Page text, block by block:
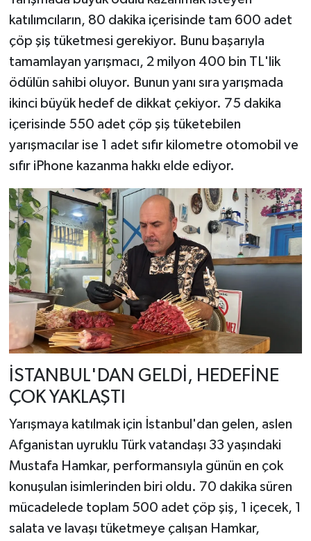
katılımcıların, 80 dakika içerisinde tam 600 adet
çöp şiş tüketmesi gerekiyor. Bunu başarıyla
tamamlayan yarışmacı, 2 milyon 400 bin TL'lik
ödülün sahibi oluyor. Bunun yanı sıra yarışmada
ikinci büyük hedef de dikkat çekiyor. 75 dakika
içerisinde 550 adet çöp şiş tüketebilen
yarışmacılar ise 1 adet sıfır kilometre otomobil ve
sıfır iPhone kazanma hakkı elde ediyor.
İSTANBUL'DAN GELDİ, HEDEFİNE
ÇOK YAKLAŞTI
Yarışmaya katılmak için İstanbul'dan gelen, aslen
Afganistan uyruklu Türk vatandaşı 33 yaşındaki
Mustafa Hamkar, performansıyla günün en çok
konuşulan isimlerinden biri oldu. 70 dakika süren
mücadelede toplam 500 adet çöp şiş, 1 içecek, 1
salata ve lavaşı tüketmeye çalışan Hamkar,